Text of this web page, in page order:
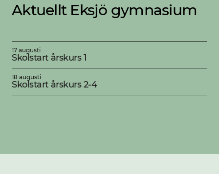
Aktuellt Eksjö gymnasium
17 augusti
Skolstart årskurs 1
18 augusti
Skolstart årskurs 2-4